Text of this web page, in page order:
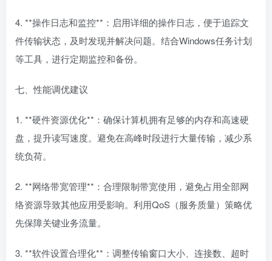
4. **操作日志和监控**：启用详细的操作日志，便于追踪文
件传输状态，及时发现并解决问题。结合Windows任务计划
等工具，进行定期监控和备份。
七、性能调优建议
1. **硬件资源优化**：确保计算机拥有足够的内存和高速硬
盘，提升读写速度。避免在高峰时段进行大量传输，减少系
统负荷。
2. **网络带宽管理**：合理限制带宽使用，避免占用全部网
络资源导致其他应用受影响。利用QoS（服务质量）策略优
先保障关键业务流量。
3. **软件设置合理化**：调整传输窗口大小、连接数、超时